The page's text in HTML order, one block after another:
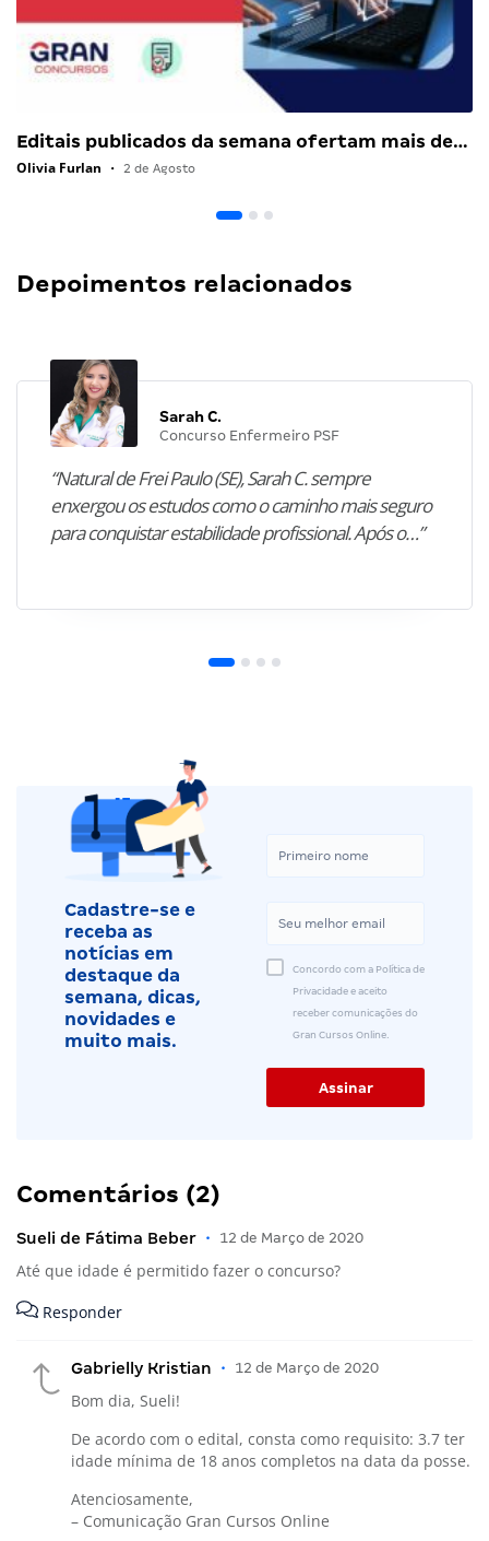
Editais publicados da semana ofertam mais de…
Olivia Furlan • 2 de Agosto
Depoimentos relacionados
Sarah C.
Concurso Enfermeiro PSF
“Natural de Frei Paulo (SE), Sarah C. sempre
enxergou os estudos como o caminho mais seguro
para conquistar estabilidade profissional. Após o…”
Cadastre-se e
receba as
notícias em
destaque da
semana, dicas,
novidades e
muito mais.
Concordo com a Política de
Privacidade e aceito
receber comunicações do
Gran Cursos Online.
Comentários (2)
Sueli de Fátima Beber • 12 de Março de 2020
Até que idade é permitido fazer o concurso?
Responder
Gabrielly Kristian • 12 de Março de 2020
Bom dia, Sueli!
De acordo com o edital, consta como requisito: 3.7 ter
idade mínima de 18 anos completos na data da posse.
Atenciosamente,
– Comunicação Gran Cursos Online